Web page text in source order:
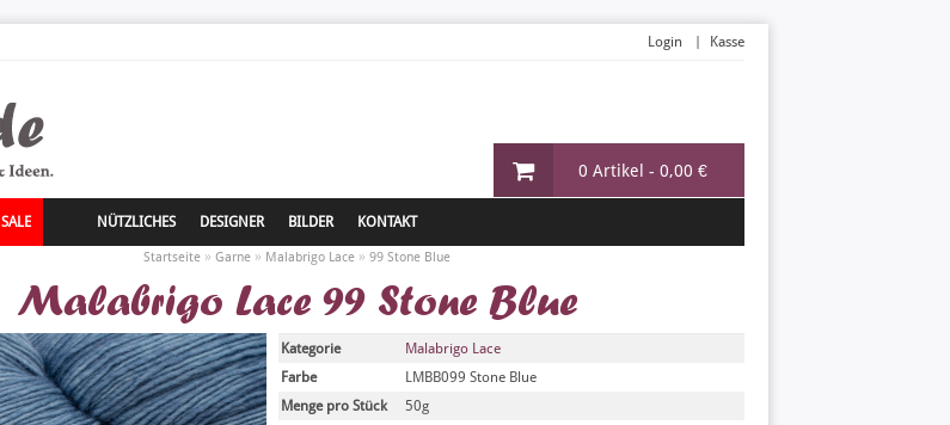
0 Artikel - 0,00 €
Login Kasse
SALE NÜTZLICHES DESIGNER BILDER KONTAKT
Startseite» Garne» Malabrigo Lace» 99 Stone Blue
Malabrigo Lace 99 Stone Blue
Kategorie
Malabrigo Lace
Farbe
LMBB099 Stone Blue
Menge pro Stück
50g